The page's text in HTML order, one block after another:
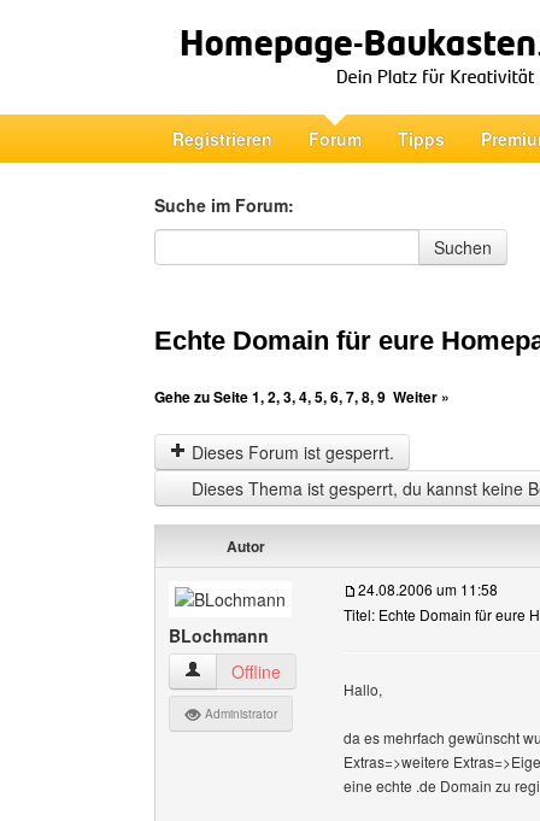
Registrieren Forum Tipps
Suche im Forum:
Suche im Forum
Suchen
Echte Domain für eure
Gehe zu Seite1,2,3,4,5,6,7,8,9 Weiter »
Dieses Forum ist gesperrt.
Dieses Thema ist gesperrt, du kannst keine
Autor
BLochmann
BLochmann Benutzer-Profile anzeigen
Offline
Administrator
24.08.2006 um 11:58
Titel: Echte Domain für eure
Hallo,
da es mehrfach gewünscht
Extras=>weitere
eine echte .de Domain zu